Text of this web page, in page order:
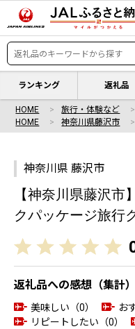
ランキング 返礼品
HOME 旅行・体験など
HOME
神奈川県藤沢市
神奈川県 藤沢市
【神奈川県藤沢市
クパッケージ旅行
返礼品への感想（集計）
美味しい（0）
お
リピートしたい（0）